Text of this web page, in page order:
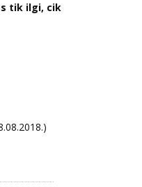
tik ilgi, cik